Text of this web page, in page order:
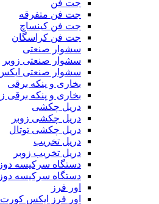
جت فن
جت فن متفرقه
جت فن کینساچ
جت فن کراسگان
سشوار صنعتی
سشوار صنعتی زوبر
سشوار صنعتی
بخاری و پنکه برقی
بخاری و پنکه برقی
دریل چکشی
دریل چکشی زوبر
دریل چکشی توتال
دریل تخریب
دریل تخریب زوبر
دستگاه سرکیسه دوز
دستگاه سرکیسه دوز
اور فرز
اور فرز ایکس کورت